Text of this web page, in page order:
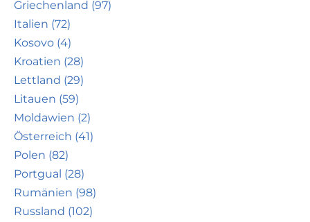
Griechenland (97)
Italien (72)
Kosovo (4)
Kroatien (28)
Lettland (29)
Litauen (59)
Moldawien (2)
Österreich (41)
Polen (82)
Portgual (28)
Rumänien (98)
Russland (102)